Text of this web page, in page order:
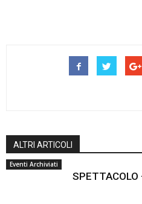
ALTRI ARTICOLI
Eventi Archiviati